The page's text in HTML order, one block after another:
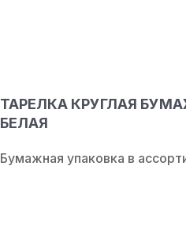
ТАРЕЛКА КРУГЛАЯ
БЕЛАЯ
Бумажная упаковка в